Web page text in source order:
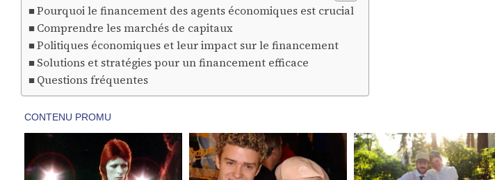
Pourquoi le financement des agents économiques est crucial
Comprendre les marchés de capitaux
Politiques économiques et leur impact sur le financement
Solutions et stratégies pour un financement efficace
Questions fréquentes